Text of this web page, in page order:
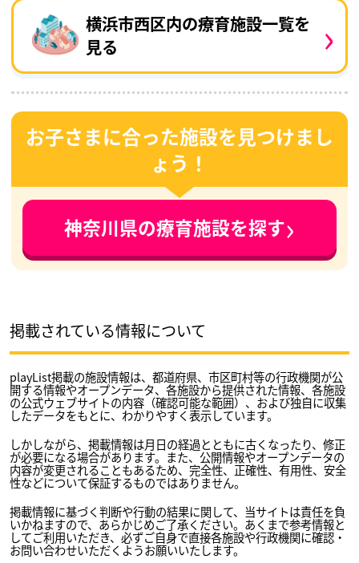
横浜市西区内の療育施設一覧を
見る
›
お子さまに合った施設を見つけまし
ょう！
神奈川県の療育施設を探す›
掲載されている情報について
playList掲載の施設情報は、都道府県、市区町村等の行政機関が公
開する情報やオープンデータ、各施設から提供された情報、各施設
の公式ウェブサイトの内容（確認可能な範囲）、および独自に収集
したデータをもとに、わかりやすく表示しています。
しかしながら、掲載情報は月日の経過とともに古くなったり、修正
が必要になる場合があります。また、公開情報やオープンデータの
内容が変更されることもあるため、完全性、正確性、有用性、安全
性などについて保証するものではありません。
掲載情報に基づく判断や行動の結果に関して、当サイトは責任を負
いかねますので、あらかじめご了承ください。あくまで参考情報と
してご利用いただき、必ずご自身で直接各施設や行政機関に確認・
お問い合わせいただくようお願いいたします。